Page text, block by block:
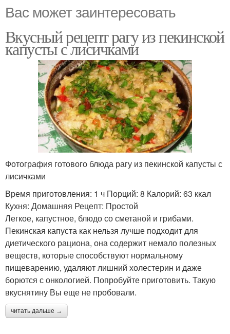
Вас может заинтересовать
Вкусный рецепт рагу из пекинской
капусты с лисичками
Фотография готового блюда рагу из пекинской капусты с
лисичками
Время приготовления: 1 ч Порций: 8 Калорий: 63 ккал
Кухня: Домашняя Рецепт: Простой
Легкое, капустное, блюдо со сметаной и грибами.
Пекинская капуста как нельзя лучше подходит для
диетического рациона, она содержит немало полезных
веществ, которые способствуют нормальному
пищеварению, удаляют лишний холестерин и даже
борются с онкологией. Попробуйте приготовить. Такую
вкуснятину Вы еще не пробовали.
читать дальше →